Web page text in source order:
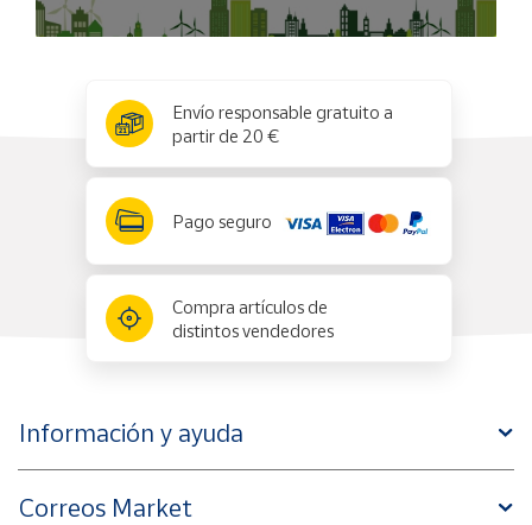
Envío responsable gratuito a
partir de 20 €
Pago seguro
Compra artículos de
distintos vendedores
Información y ayuda
Correos Market